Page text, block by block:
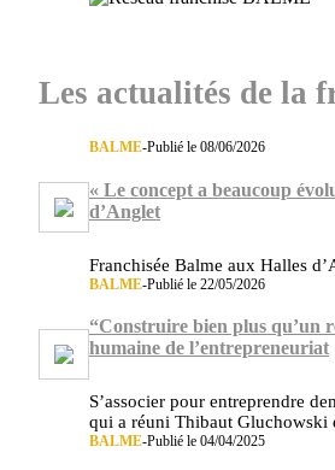
Les actualités de la
BALME-Publié le 08/06/2026
« Le concept a beaucoup
d’Anglet
Franchisée Balme aux Halles
BALME-Publié le 22/05/2026
“Construire bien plus qu’un
humaine de l’entrepreneuriat
S’associer pour entreprendre
qui a réuni Thibaut Gluchowski
BALME-Publié le 04/04/2025